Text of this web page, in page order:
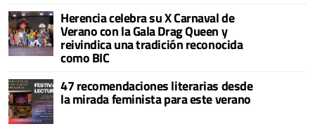
Herencia celebra su X Carnaval de
Verano con la Gala Drag Queen y
reivindica una tradición reconocida
como BIC
47 recomendaciones literarias desde
la mirada feminista para este verano